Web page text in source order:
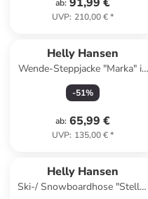
ab:
UVP: 210,00 €*
Helly Hansen
Wende-Steppjacke "Marka" in
Rosa/ Türkis
-51%
ab: 65,99 €
UVP: 135,00 €*
Helly Hansen
Ski-/ Snowboardhose "Stellar